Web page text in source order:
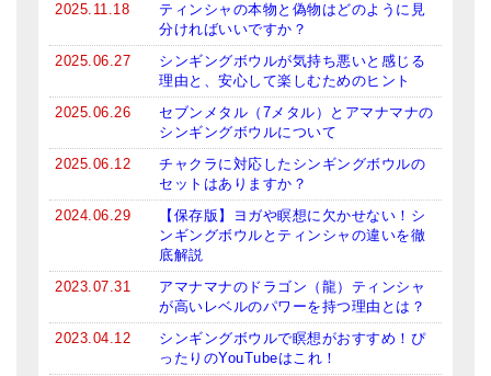
2025.11.18
ティンシャの本物と偽物はどのように見
分ければいいですか？
2025.06.27
シンギングボウルが気持ち悪いと感じる
理由と、安心して楽しむためのヒント
2025.06.26
セブンメタル（7メタル）とアマナマナの
シンギングボウルについて
2025.06.12
チャクラに対応したシンギングボウルの
セットはありますか？
2024.06.29
【保存版】ヨガや瞑想に欠かせない！シ
ンギングボウルとティンシャの違いを徹
底解説
2023.07.31
アマナマナのドラゴン（龍）ティンシャ
が高いレベルのパワーを持つ理由とは？
2023.04.12
シンギングボウルで瞑想がおすすめ！ぴ
ったりのYouTubeはこれ！